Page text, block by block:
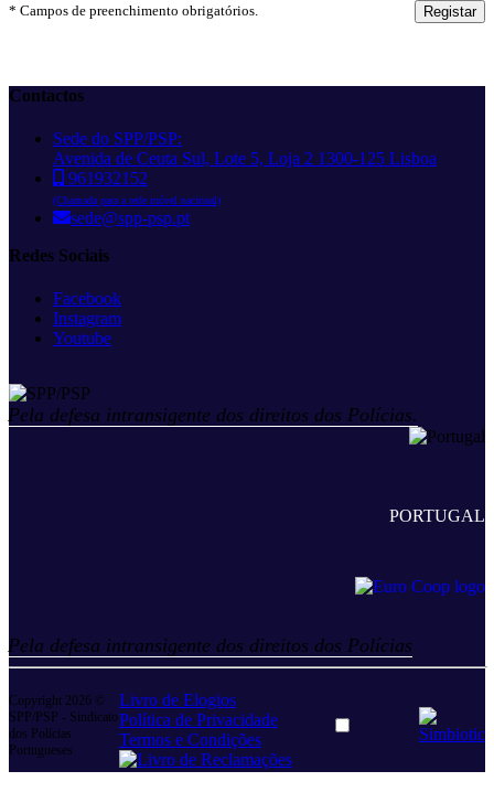
* Campos de preenchimento obrigatórios. Registar
Contactos
Sede do SPP/PSP:
Avenida de Ceuta Sul, Lote 5, Loja 2 1300-125 Lisboa
961932152
(Chamada para a rede móvel nacional)
sede@spp-psp.pt
Redes Sociais
Facebook
Instagram
Youtube
Pela defesa intransigente dos direitos dos Polícias.
PORTUGAL
Pela defesa intransigente dos direitos dos Polícias
Copyright 2026 ©
SPP/PSP - Sindicato
dos Polícias
Portugueses
Livro de Elogios
Política de Privacidade
Termos e Condições
Dark